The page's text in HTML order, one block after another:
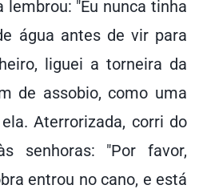
lembrou: "Eu nunca tinha
água antes de vir para
liguei a torneira da
de assobio, como uma
Aterrorizada, corri do
senhoras: "Por favor,
entrou no cano, e está